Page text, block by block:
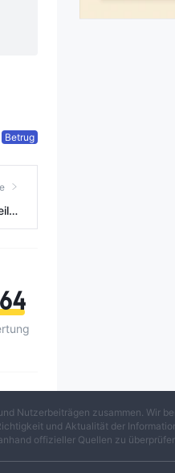
Betrug
Nutzerbeiträgen zusammen. Wir
und Aktualität der
offizieller Quellen zu